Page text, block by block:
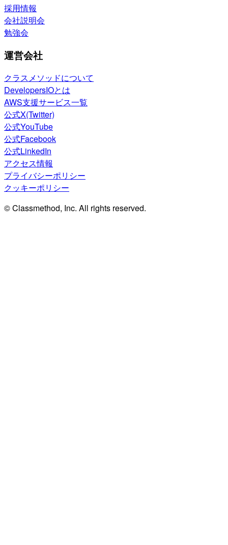
採用情報
会社説明会
勉強会
運営会社
クラスメソッドについて
DevelopersIOとは
AWS支援サービス一覧
公式X(Twitter)
公式YouTube
公式Facebook
公式LinkedIn
アクセス情報
プライバシーポリシー
クッキーポリシー
© Classmethod, Inc. All rights reserved.